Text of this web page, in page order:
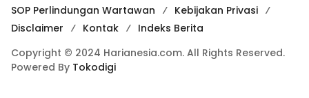
SOP Perlindungan Wartawan
Kebijakan Privasi
Disclaimer
Kontak
Indeks Berita
Copyright © 2024 Harianesia.com. All Rights Reserved.
Powered By Tokodigi